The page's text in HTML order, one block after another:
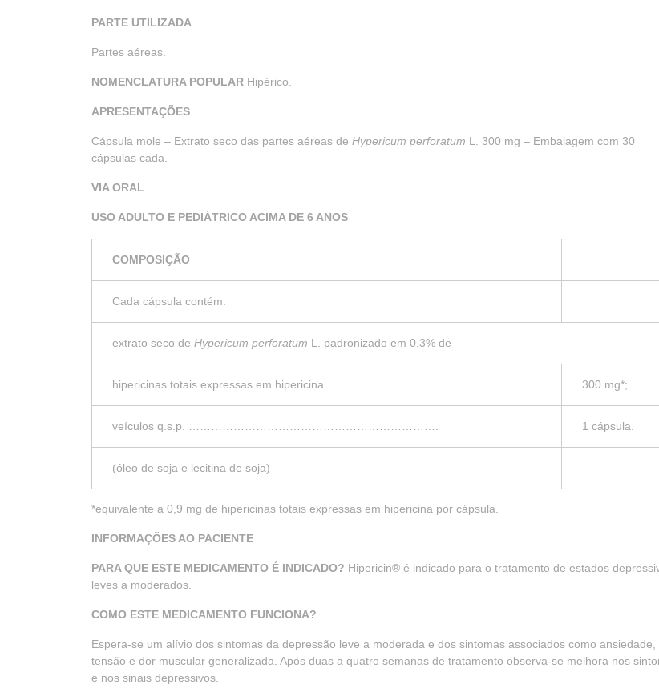
PARTE UTILIZADA
Partes aéreas.
NOMENCLATURA POPULAR Hipérico.
APRESENTAÇÕES
Cápsula mole – Extrato seco das partes aéreas de Hypericum perforatum L. 300 mg – Embalagem com 30
cápsulas cada.
VIA ORAL
USO ADULTO E PEDIÁTRICO ACIMA DE 6 ANOS
COMPOSIÇÃO
Cada cápsula contém:
extrato seco de Hypericum perforatum L. padronizado em 0,3% de
hipericinas totais expressas em hipericina………………………. 300 mg*;
veículos q.s.p. …………………………………………………………. 1 cápsula.
(óleo de soja e lecitina de soja)
*equivalente a 0,9 mg de hipericinas totais expressas em hipericina por cápsula.
INFORMAÇÕES AO PACIENTE
PARA QUE ESTE MEDICAMENTO É INDICADO? Hipericin® é indicado para o tratamento de estados
leves a moderados.
COMO ESTE MEDICAMENTO FUNCIONA?
Espera-se um alívio dos sintomas da depressão leve a moderada e dos sintomas associados como ansiedade,
tensão e dor muscular generalizada. Após duas a quatro semanas de tratamento observa-se melhora nos
e nos sinais depressivos.